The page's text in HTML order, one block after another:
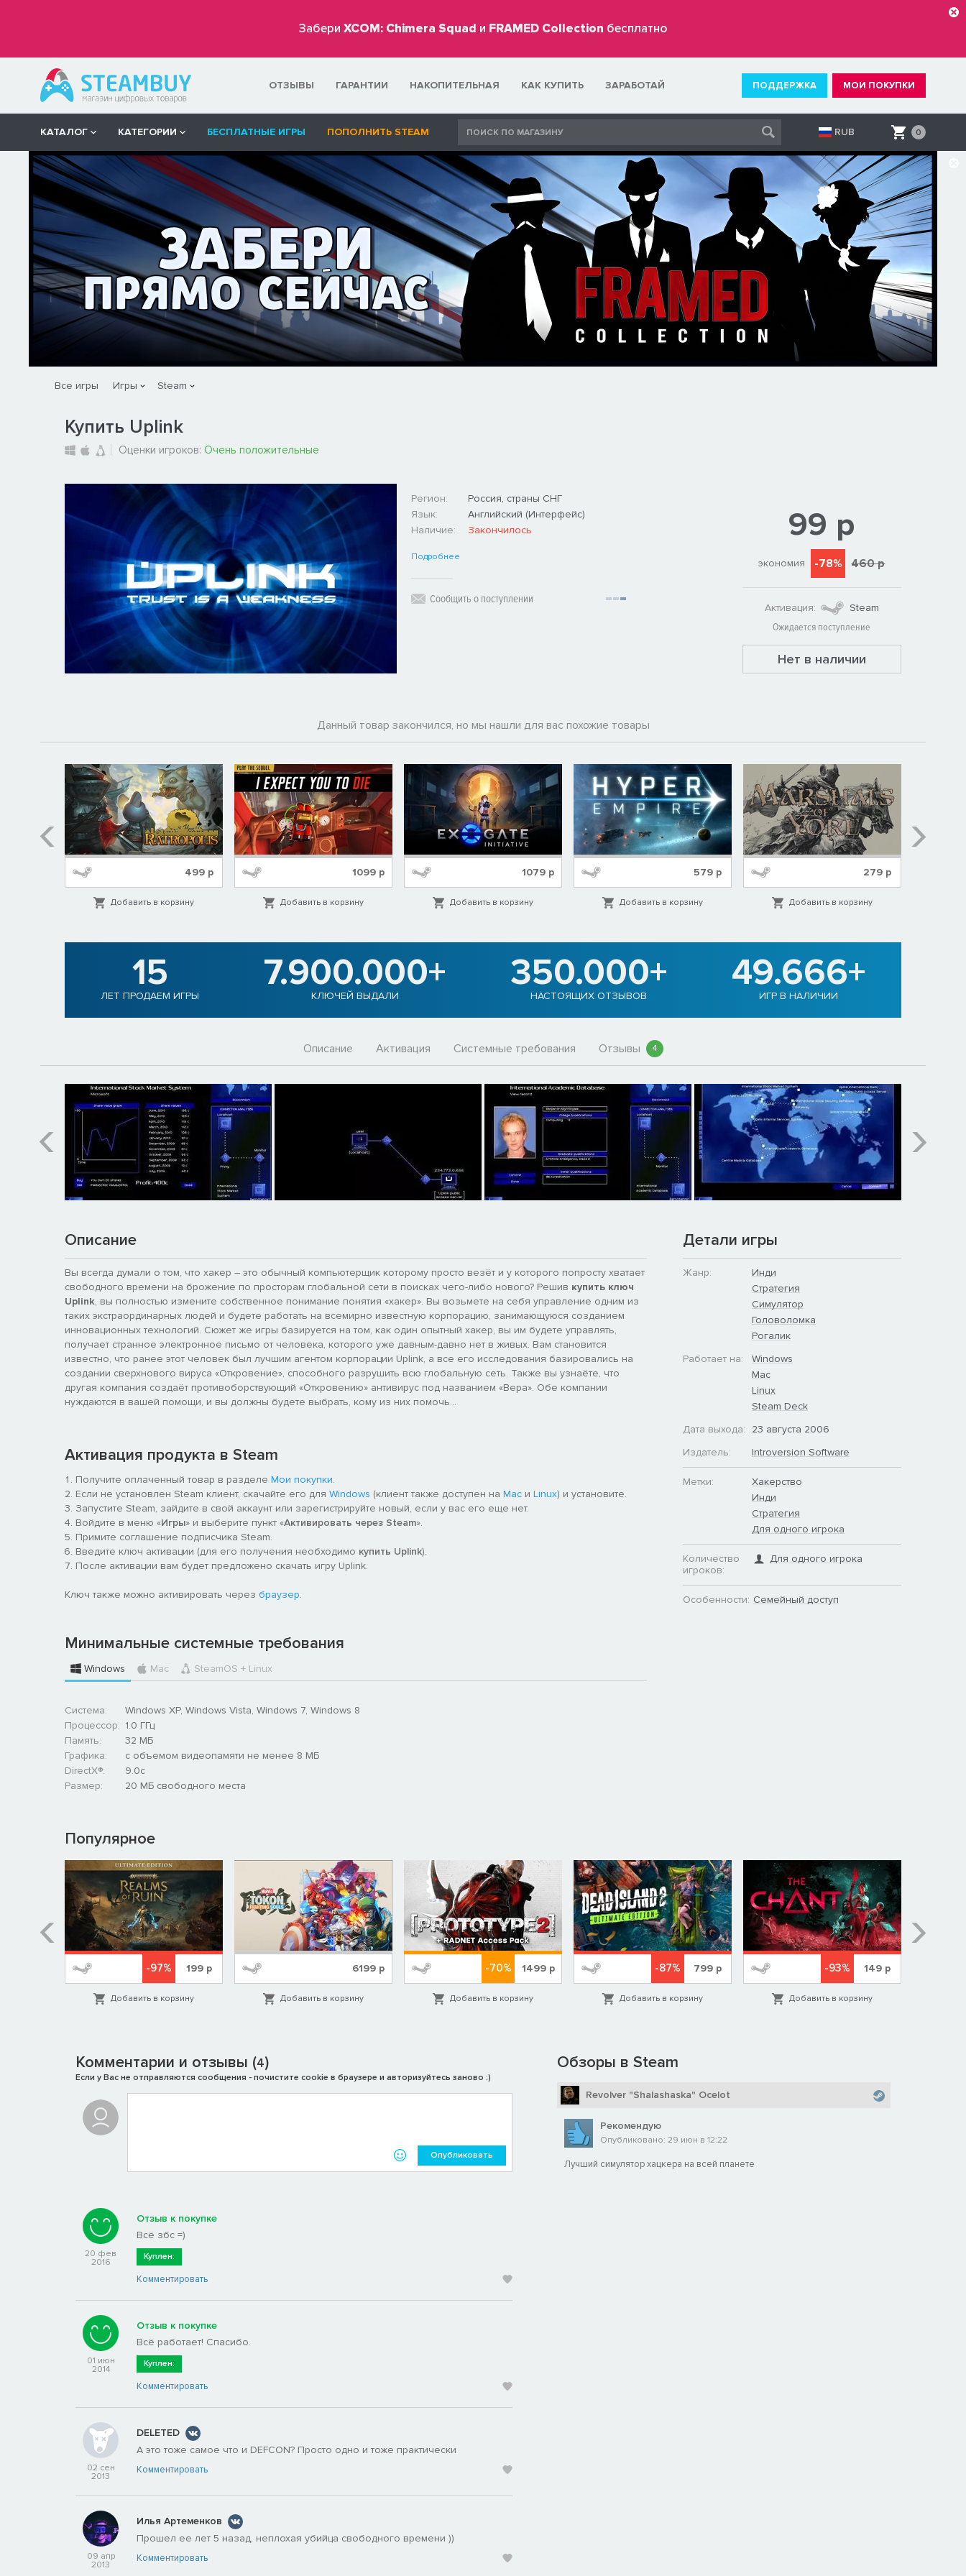
Забери XCOM: Chimera Squad и FRAMED Collection бесплатно
ОТЗЫВЫ ГАРАНТИИ НАКОПИТЕЛЬНАЯ КАК КУПИТЬ ЗАРАБОТАЙ ПОДДЕРЖКА МОИ ПОКУПКИ
КАТАЛОГ КАТЕГОРИИ БЕСПЛАТНЫЕ ИГРЫ ПОПОЛНИТЬ STEAM RUB 0
Все игры Игры Steam
Купить Uplink
Оценки игроков: Очень положительные
Регион:
Россия, страны СНГ
Язык:
Английский (Интерфейс)
Наличие:
Закончилось
Подробнее
Сообщить о поступлении
99 р
экономия -78% 460 р
Активация:
Steam
Ожидается поступление
Нет в наличии
Данный товар закончился, но мы нашли для вас похожие товары
499р
Добавить в корзину
1099 р
Добавить в корзину
1079 р
Добавить в корзину
579 р
Добавить в корзину
279 р
Добавить в корзину
15
ЛЕТ ПРОДАЕМ ИГРЫ
7.900.000+
КЛЮЧЕЙ ВЫДАЛИ
350.000+
НАСТОЯЩИХ ОТЗЫВОВ
49.666+
ИГР В НАЛИЧИИ
Описание Активация Системные требования Отзывы 4
Описание
Вы всегда думали о том, что хакер – это обычный компьютерщик которому просто везёт и у которого попросту хватает
свободного времени на брожение по просторам глобальной сети в поисках чего-либо нового? Решив купить ключ
Uplink, вы полностью измените собственное понимание понятия «хакер». Вы возьмете на себя управление одним из
таких экстраординарных людей и будете работать на всемирно известную корпорацию, занимающуюся созданием
инновационных технологий. Сюжет же игры базируется на том, как один опытный хакер, вы им будете управлять,
получает странное электронное письмо от человека, которого уже давным-давно нет в живых. Вам становится
известно, что ранее этот человек был лучшим агентом корпорации Uplink, а все его исследования базировались на
создании сверхнового вируса «Откровение», способного разрушить всю глобальную сеть. Также вы узнаёте, что
другая компания создаёт противоборствующий «Откровению» антивирус под названием «Вера». Обе компании
нуждаются в вашей помощи, и вы должны будете выбрать, кому из них помочь…
Активация продукта в Steam
Получите оплаченный товар в разделе Мои покупки.
Если не установлен Steam клиент, скачайте его для Windows (клиент также доступен на Mac и Linux) и установите.
Запустите Steam, зайдите в свой аккаунт или зарегистрируйте новый, если у вас его еще нет.
Войдите в меню «Игры» и выберите пункт «Активировать через Steam».
Примите соглашение подписчика Steam.
Введите ключ активации (для его получения необходимо купить Uplink).
После активации вам будет предложено скачать игру Uplink.
Ключ также можно активировать через браузер.
Минимальные системные требования
Windows Mac SteamOS + Linux
Система:
Windows XP, Windows Vista, Windows 7, Windows 8
Процессор: 1.0 ГГц
Память:
32 МБ
Графика:
с объемом видеопамяти не менее 8 МБ
DirectX®:
9.0c
Размер:
20 МБ свободного места
Детали игры
Жанр:
Инди
Стратегия
Симулятор
Головоломка
Рогалик
Работает на:
Windows
Mac
Linux
Steam Deck
Дата выхода:
23 августа 2006
Издатель:
Introversion Software
Метки:
Хакерство
Инди
Стратегия
Для одного игрока
Количество
игроков:
Для одного игрока
Особенности: Семейный доступ
Популярное
-97% 199р
Добавить в корзину
6199 р
Добавить в корзину
-70% 1499р
Добавить в корзину
-87% 799 р
Добавить в корзину
-93% 149 р
Добавить в корзину
Комментарии и отзывы (4)
Если у Вас не отправляются сообщения - почистите cookie в браузере и авторизуйтесь заново :)
Опубликовать
20 фев
2016
Отзыв к покупке
Всё збс =)
Куплен:
Комментировать
01 июн
2014
Отзыв к покупке
Всё работает! Спасибо.
Куплен:
Комментировать
02 сен
2013
DELETED
А это тоже самое что и DEFCON? Просто одно и тоже практически
Комментировать
09 апр
2013
Илья Артеменков
Прошел ее лет 5 назад, неплохая убийца свободного времени ))
Комментировать
Обзоры в Steam
Revolver "Shalashaska" Ocelot
Рекомендую
Опубликовано: 29 июн в 12:22
Лучший симулятор хацкера на всей планете